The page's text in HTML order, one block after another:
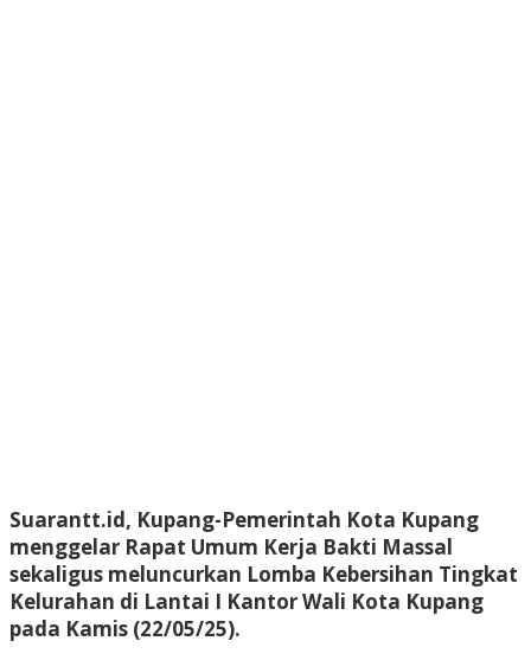
Suarantt.id, Kupang-Pemerintah Kota Kupang
menggelar Rapat Umum Kerja Bakti Massal
sekaligus meluncurkan Lomba Kebersihan Tingkat
Kelurahan di Lantai I Kantor Wali Kota Kupang
pada Kamis (22/05/25).